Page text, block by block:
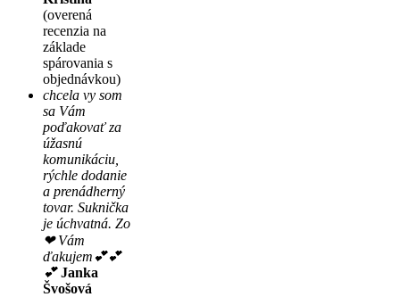
(overená
recenzia na
základe
spárovania s
objednávkou)
chcela vy som
sa Vám
poďakovať za
úžasnú
komunikáciu,
rýchle dodanie
a prenádherný
tovar. Suknička
je úchvatná. Zo
❤ Vám
ďakujem💕💕
💕 Janka
Švošová